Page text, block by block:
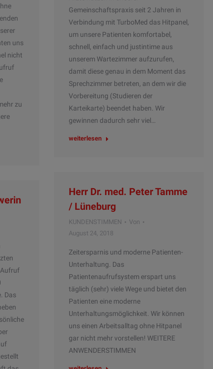
Gemeinschaftspraxis seit 2 Jahren in
Verbindung mit TurboMed das Hitpanel,
um unsere Patienten komfortabel,
schnell, einfach und justintime aus
unserem Wartezimmer aufzurufen,
damit diese genau in dem Moment das
Sprechzimmer betreten, an dem wir die
Vorbereitung (Studieren der
Karteikarte) beendet haben. Wir
gewinnen dadurch sehr viel…
weiterlesen
uns
nicht
zu
Herr Dr. med. Peter Tamme
/ Lüneburg
KUNDENSTIMMEN
Von
August 24, 2018
Zeitersparnis und moderne Patienten-
Unterhaltung. Das
Patientenaufrufsystem erspart uns
täglich (sehr) viele Wege und bietet den
Patienten eine moderne
Unterhaltungsmöglichkeit. Wir können
uns einen Arbeitsalltag ohne Hitpanel
gar nicht mehr vorstellen! WEITERE
ANWENDERSTIMMEN
Das